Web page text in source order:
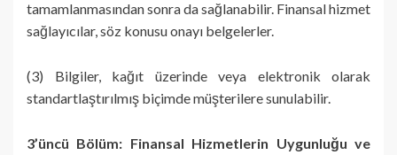
tamamlanmasından sonra da sağlanabilir. Finansal hizmet
sağlayıcılar, söz konusu onayı belgelerler.
(3) Bilgiler, kağıt üzerinde veya elektronik olarak
standartlaştırılmış biçimde müşterilere sunulabilir.
3’üncü Bölüm: Finansal Hizmetlerin Uygunluğu ve